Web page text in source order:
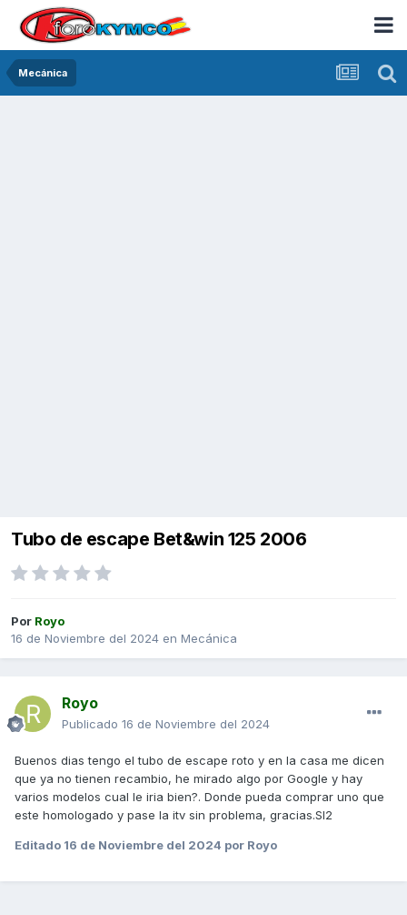
Mecánica
Tubo de escape Bet&win 125 2006
Por Royo
16 de Noviembre del 2024 en Mecánica
Royo
Publicado 16 de Noviembre del 2024
Buenos dias tengo el tubo de escape roto y en la casa me dicen
que ya no tienen recambio, he mirado algo por Google y hay
varios modelos cual le iria bien?. Donde pueda comprar uno que
este homologado y pase la itv sin problema, gracias.Sl2
Editado 16 de Noviembre del 2024 por Royo